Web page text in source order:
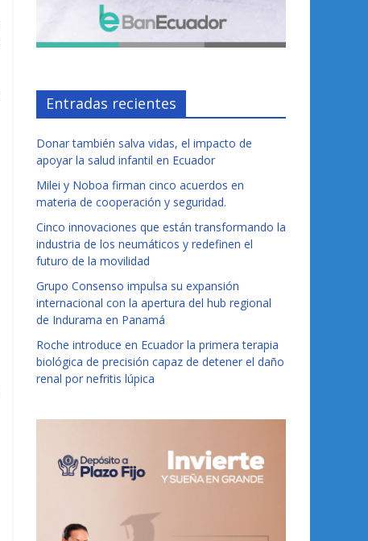
Entradas recientes
Donar también salva vidas, el impacto de
apoyar la salud infantil en Ecuador
Milei y Noboa firman cinco acuerdos en
materia de cooperación y seguridad.
Cinco innovaciones que están transformando la
industria de los neumáticos y redefinen el
futuro de la movilidad
Grupo Consenso impulsa su expansión
internacional con la apertura del hub regional
de Indurama en Panamá
Roche introduce en Ecuador la primera terapia
biológica de precisión capaz de detener el daño
renal por nefritis lúpica